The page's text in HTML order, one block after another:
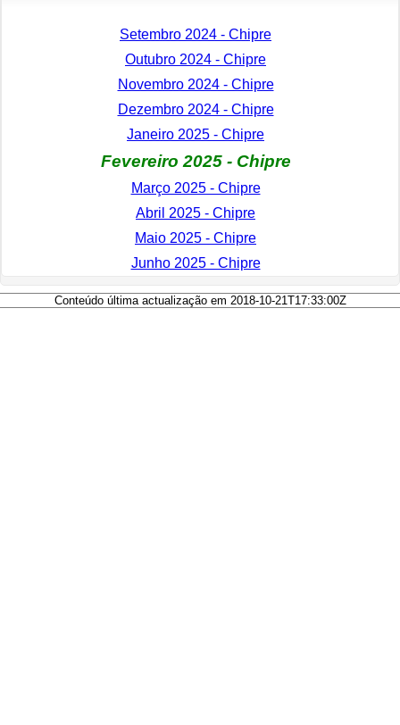
Setembro 2024 - Chipre
Outubro 2024 - Chipre
Novembro 2024 - Chipre
Dezembro 2024 - Chipre
Janeiro 2025 - Chipre
Fevereiro 2025 - Chipre
Março 2025 - Chipre
Abril 2025 - Chipre
Maio 2025 - Chipre
Junho 2025 - Chipre
Conteúdo última actualização em 2018-10-21T17:33:00Z